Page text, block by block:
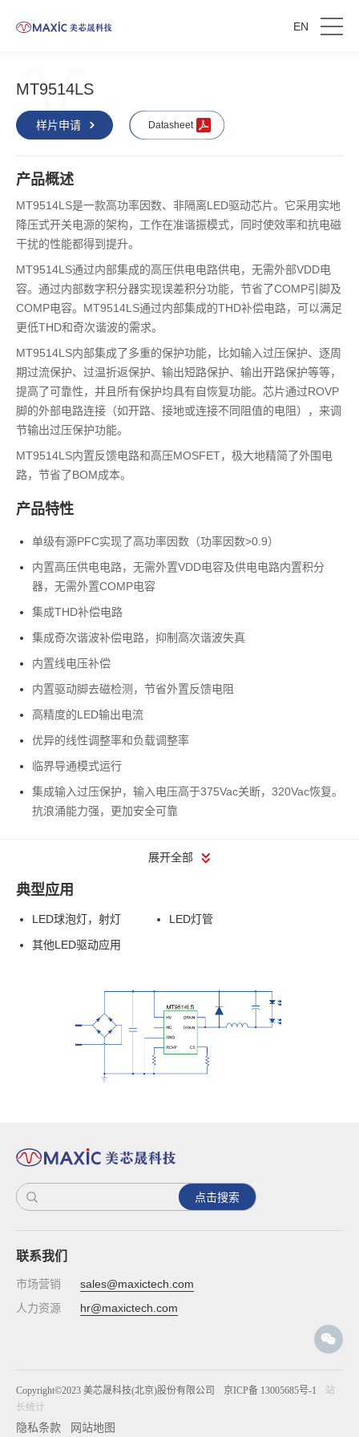
EN
MT9514LS
样片申请 Datasheet
产品概述
MT9514LS是一款高功率因数、非隔离LED驱动芯片。它采用实地
降压式开关电源的架构，工作在准谐振模式，同时使效率和抗电磁
干扰的性能都得到提升。
MT9514LS通过内部集成的高压供电电路供电，无需外部VDD电
容。通过内部数字积分器实现误差积分功能，节省了COMP引脚及
COMP电容。MT9514LS通过内部集成的THD补偿电路，可以满足
更低THD和奇次谐波的需求。
MT9514LS内部集成了多重的保护功能，比如输入过压保护、逐周
期过流保护、过温折返保护、输出短路保护、输出开路保护等等，
提高了可靠性，并且所有保护均具有自恢复功能。芯片通过ROVP
脚的外部电路连接（如开路、接地或连接不同阻值的电阻），来调
节输出过压保护功能。
MT9514LS内置反馈电路和高压MOSFET，极大地精简了外围电
路，节省了BOM成本。
产品特性
单级有源PFC实现了高功率因数（功率因数>0.9）
内置高压供电电路，无需外置VDD电容及供电电路内置积分
器，无需外置COMP电容
集成THD补偿电路
集成奇次谐波补偿电路，抑制高次谐波失真
内置线电压补偿
内置驱动脚去磁检测，节省外置反馈电阻
高精度的LED输出电流
优异的线性调整率和负载调整率
临界导通模式运行
集成输入过压保护，输入电压高于375Vac关断，320Vac恢复。
抗浪涌能力强，更加安全可靠
展开全部
典型应用
LED球泡灯，射灯
LED灯管
其他LED驱动应用
点击搜索
联系我们
市场营销
sales@maxictech.com
人力资源
hr@maxictech.com
Copyright©2023 美芯晟科技(北京)股份有限公司 京ICP备 13005685号-1
站
长统计
隐私条款 网站地图